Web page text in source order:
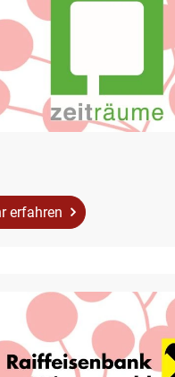
erfahren